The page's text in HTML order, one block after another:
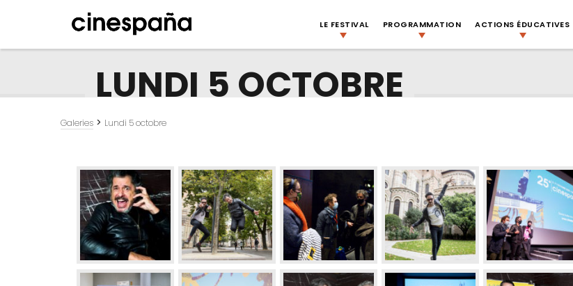
LE FESTIVAL PROGRAMMATION ACTIONS ÉDUCATIVES
LUNDI 5 OCTOBRE
Galeries > Lundi 5 octobre